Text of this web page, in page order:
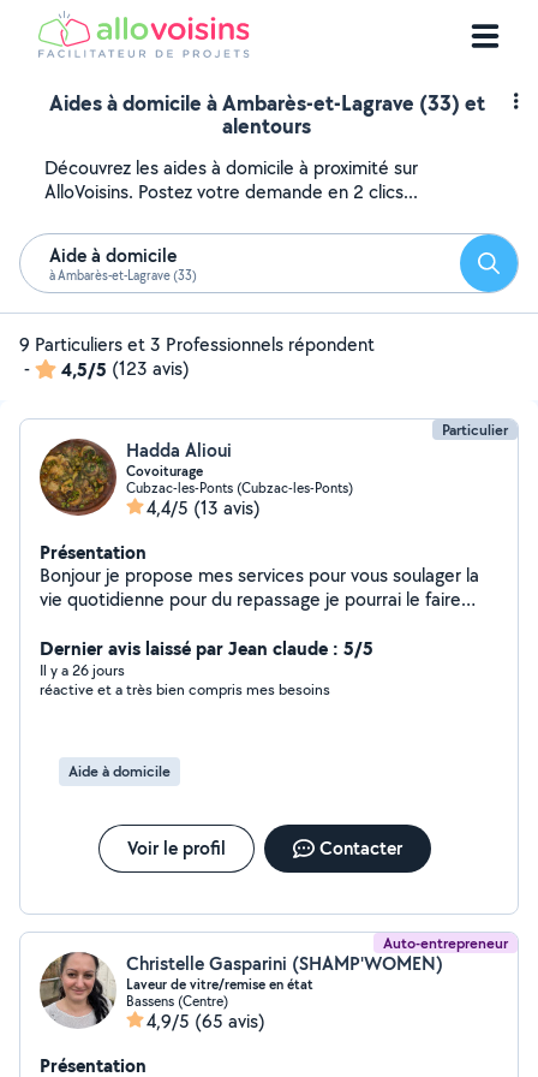
Aides à domicile à Ambarès-et-Lagrave (33) et
alentours
Découvrez les aides à domicile à proximité sur
AlloVoisins. Postez votre demande en 2 clics...
Aide à domicile
à Ambarès-et-Lagrave (33)
9 Particuliers et 3 Professionnels répondent
-
4,5/5 (123 avis)
Particulier
Hadda Alioui
Covoiturage
Cubzac-les-Ponts (Cubzac-les-Ponts)
4,4/5 (13 avis)
Présentation
Bonjour je propose mes services pour vous soulager la
vie quotidienne pour du repassage je pourrai le faire
venir le récupérer et aussi du ménage je peux aussi
garde vos enfants j cuisine aussi je prépare des repas
tagine couscous briques gâteau je peux cuisiner chez
Dernier avis laissé par Jean claude : 5/5
Il y a 26 jours
réactive et a très bien compris mes besoins
Aide à domicile
Voir le profil Contacter
Auto-entrepreneur
Christelle Gasparini (SHAMP'WOMEN)
Laveur de vitre/remise en état
Bassens (Centre)
4,9/5 (65 avis)
Présentation